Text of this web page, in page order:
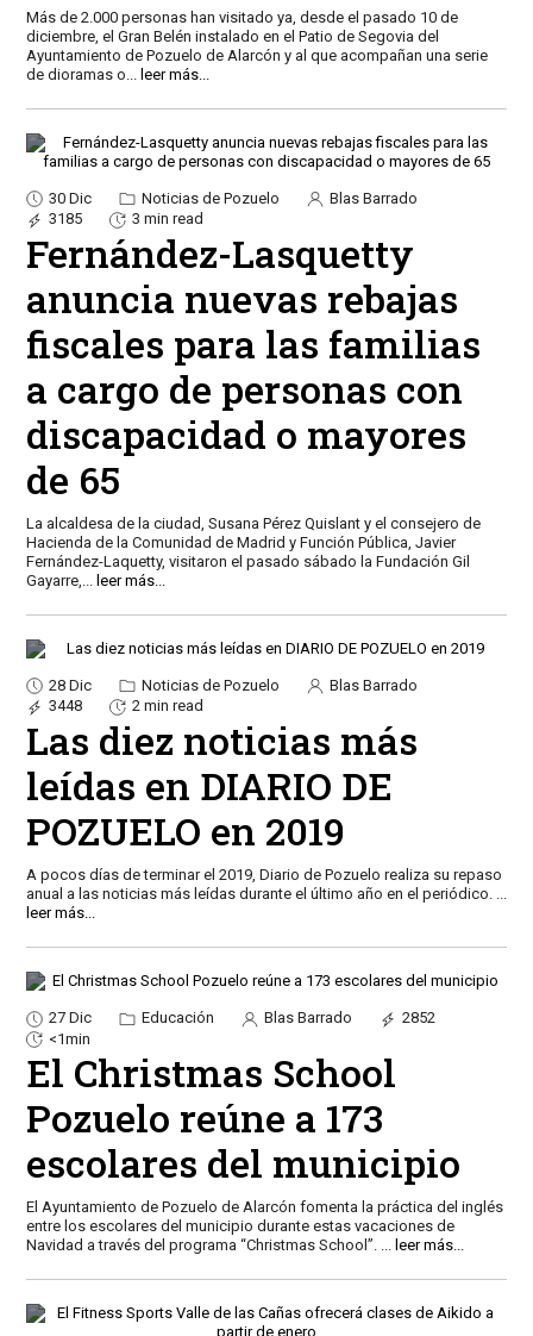
Más de 2.000 personas han visitado ya, desde el pasado 10 de
diciembre, el Gran Belén instalado en el Patio de Segovia del
Ayuntamiento de Pozuelo de Alarcón y al que acompañan una serie
de dioramas o
leer más...
30 Dic Noticias de Pozuelo
Blas Barrado
3185
3 min read
Fernández-Lasquetty
anuncia nuevas rebajas
fiscales para las familias
a cargo de personas con
discapacidad o mayores
de 65
La alcaldesa de la ciudad, Susana Pérez Quislant y el consejero de
Hacienda de la Comunidad de Madrid y Función Pública, Javier
Fernández-Laquetty, visitaron el pasado sábado la Fundación Gil
Gayarre,
leer más...
28 Dic Noticias de Pozuelo
Blas Barrado
3448
2 min read
Las diez noticias más
leídas en DIARIO DE
POZUELO en 2019
A pocos días de terminar el 2019, Diario de Pozuelo realiza su repaso
anual a las noticias más leídas durante el último año en el periódico. ...
leer más...
27 Dic Educación Blas Barrado
2852
<1min
El Christmas School
Pozuelo reúne a 173
escolares del municipio
El Ayuntamiento de Pozuelo de Alarcón fomenta la práctica del inglés
entre los escolares del municipio durante estas vacaciones de
Navidad a través del programa “Christmas School”. ... leer más...